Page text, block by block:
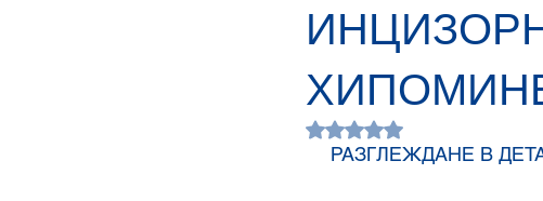
Оценено с NaN от 5
РАЗГЛЕЖДАНЕ В